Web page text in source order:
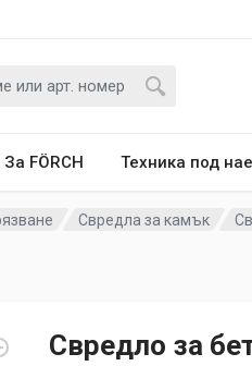
За FÖRCH Техника под
Свредла за камък
Свредло за